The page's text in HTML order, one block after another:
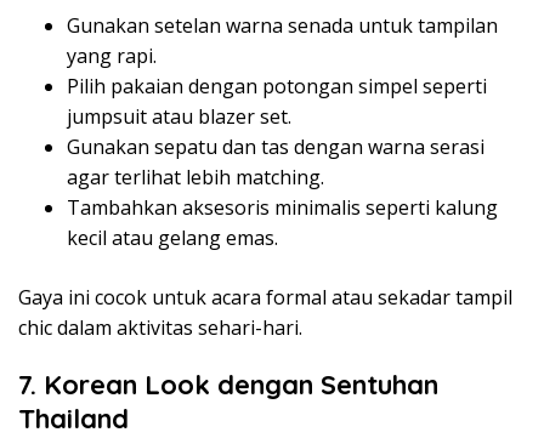
Gunakan setelan warna senada untuk tampilan
yang rapi.
Pilih pakaian dengan potongan simpel seperti
jumpsuit atau blazer set.
Gunakan sepatu dan tas dengan warna serasi
agar terlihat lebih matching.
Tambahkan aksesoris minimalis seperti kalung
kecil atau gelang emas.
Gaya ini cocok untuk acara formal atau sekadar tampil
chic dalam aktivitas sehari-hari.
7. Korean Look dengan Sentuhan
Thailand